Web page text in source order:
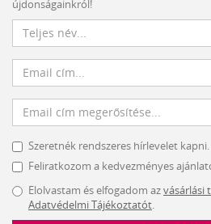
újdonságainkról!
Szeretnék rendszeres hírlevelet kapni.
Feliratkozom a kedvezményes
Elolvastam és elfogadom azvásárlási
Adatvédelmi Tájékoztatót.